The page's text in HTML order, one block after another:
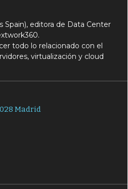
Spain), editora de Data Center
todo lo relacionado con el
virtualización y cloud
Madrid